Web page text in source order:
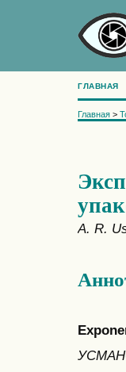
ГЛАВНАЯ
Главная >
A. R.